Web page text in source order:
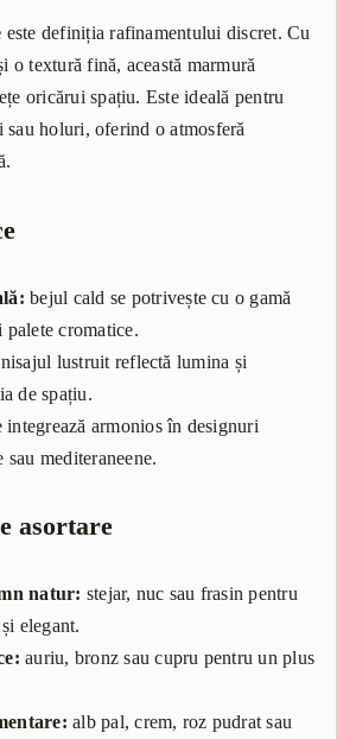
este definiția rafinamentului discret. Cu
o textură fină, această marmură
oricărui spațiu. Este ideală pentru
holuri, oferind o atmosferă
bejul cald se potrivește cu o gamă
cromatice.
lustruit reflectă lumina și
de spațiu.
integrează armonios în designuri
sau mediteraneene.
asortare
natur: stejar, nuc sau frasin pentru
elegant.
auriu, bronz sau cupru pentru un plus
alb pal, crem, roz pudrat sau